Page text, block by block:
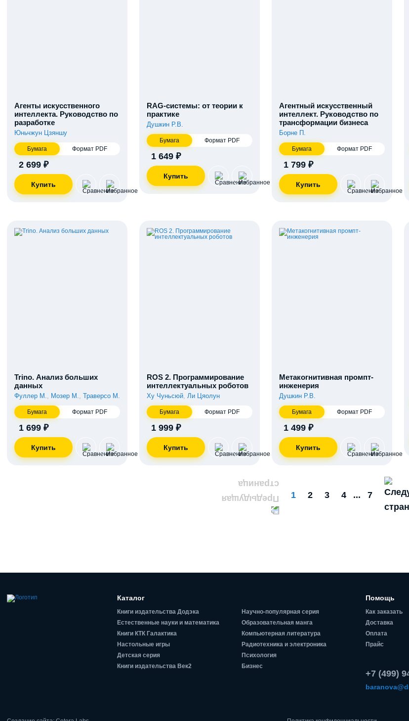
Агенты искусственного
интеллекта. Руководство по
разработке
Юньчжун Цзяншу
Бумага Формат PDF
2 699 ₽
RAG-системы: от теории к
практике
Душкин Р.В.
Бумага Формат PDF
1 649 ₽
Агентный искусственный
интеллект. Руководство по
трансформации бизнеса
Борне П.
Бумага Формат PDF
1 799 ₽
Trino. Анализ больших
данных
Фуллер М., Мозер М., Траверсо М.
Бумага Формат PDF
1 699 ₽
ROS 2. Программирование
интеллектуальных роботов
Ху Чуньсюй, Ли Цяолун
Бумага Формат PDF
1 999 ₽
Метакогнитивная промпт-
инженерия
Душкин Р.В.
Бумага Формат PDF
1 499 ₽
1 2 3 4 ... 7
Каталог
Книги издательства Додэка
Естественные науки и математика
Книги КТК Галактика
Настольные игры
Детская серия
Книги издательства Век2
Научно-популярная серия
Образовательная манга
Компьютерная литература
Радиотехника и электроника
Психология
Бизнес
Помощь
Как заказать
Доставка
Оплата
Прайс
+7 (499)